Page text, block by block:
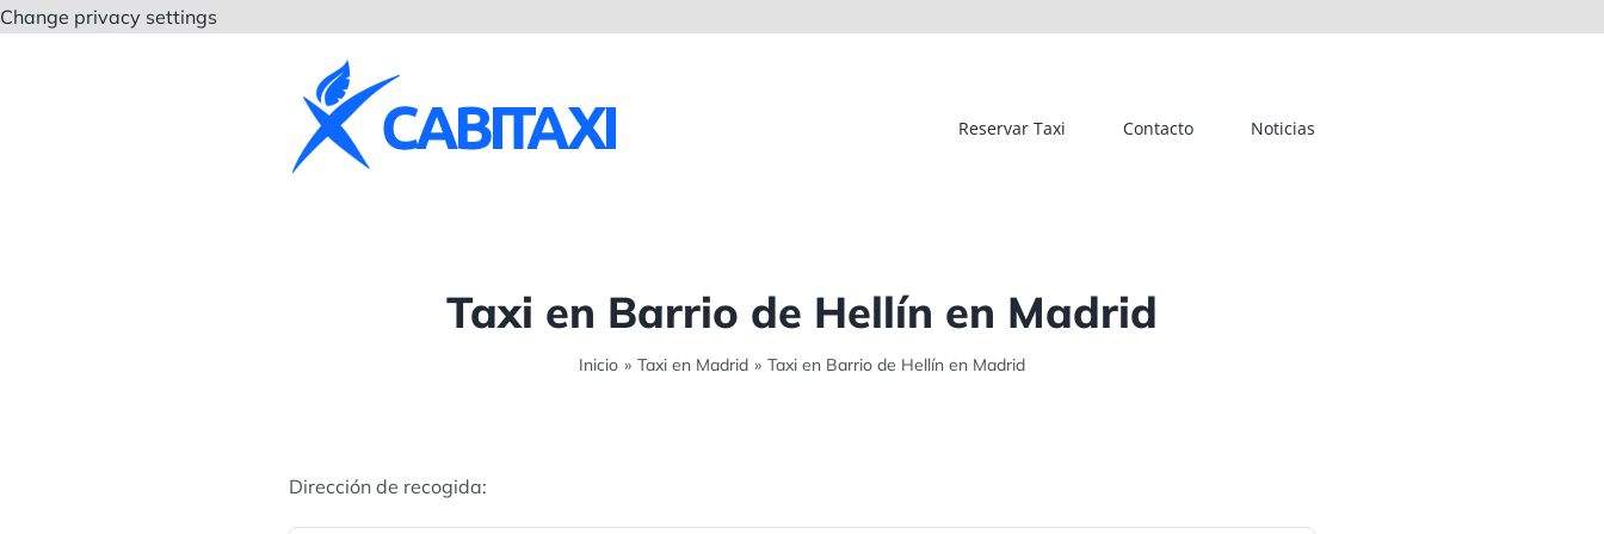
Change privacy settings
Reservar Taxi Contacto Noticias
Taxi en Barrio de Hellín en Madrid
Inicio » Taxi en Madrid » Taxi en Barrio de Hellín en Madrid
Dirección de recogida: